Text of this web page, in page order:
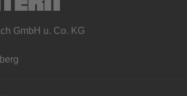
GmbH u. Co. KG